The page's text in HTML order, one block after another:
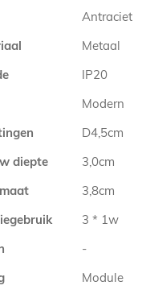
Antraciet
Metaal
IP20
Modern
D4,5cm
diepte
3,0cm
3,8cm
3 * 1w
-
Module